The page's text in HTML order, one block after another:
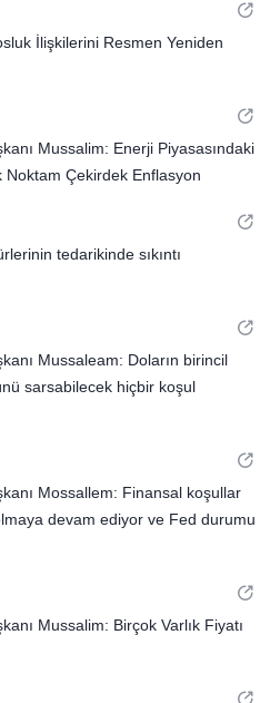
İlişkilerini Resmen Yeniden
Mussalim: Enerji Piyasasındaki
Noktam Çekirdek Enflasyon
tedarikinde sıkıntı
Mussaleam: Doların birincil
sarsabilecek hiçbir koşul
Mossallem: Finansal koşullar
devam ediyor ve Fed durumu
Mussalim: Birçok Varlık Fiyatı